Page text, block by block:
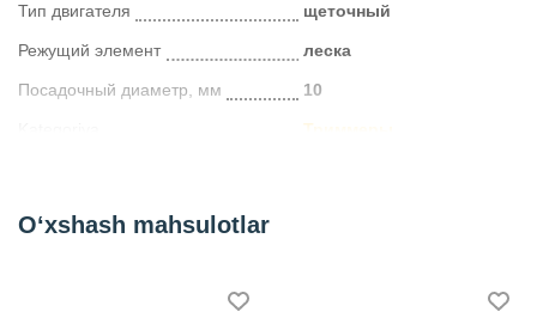
Тип двигателя щеточный
Режущий элемент леска
Посадочный диаметр, мм 10
Триммеры
O‘xshash mahsulotlar